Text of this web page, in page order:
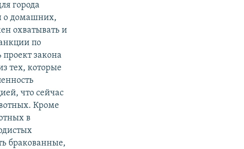
города
о домашних,
охватывать и
по
закона
тех, которые
что сейчас
Кроме
в
бракованные,